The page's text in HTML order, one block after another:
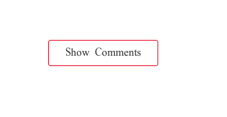
Show Comments